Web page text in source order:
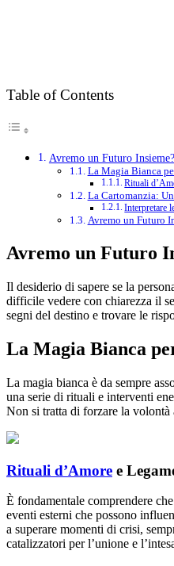
Table of Contents
Avremo un Futuro
La Magia Bianca
Rituali
La Cartomanzia:
Interpretare
Avremo un Futuro
Avremo un Futuro
Il desiderio di sapere se la
difficile vedere con chiarezza il
segni del destino e trovare le
La Magia Bianca
La magia bianca è da sempre
una serie di rituali e interventi
Non si tratta di forzare la
Rituali d’Amore e
È fondamentale comprendere
eventi esterni che possono
a superare momenti di crisi,
catalizzatori per l’unione e